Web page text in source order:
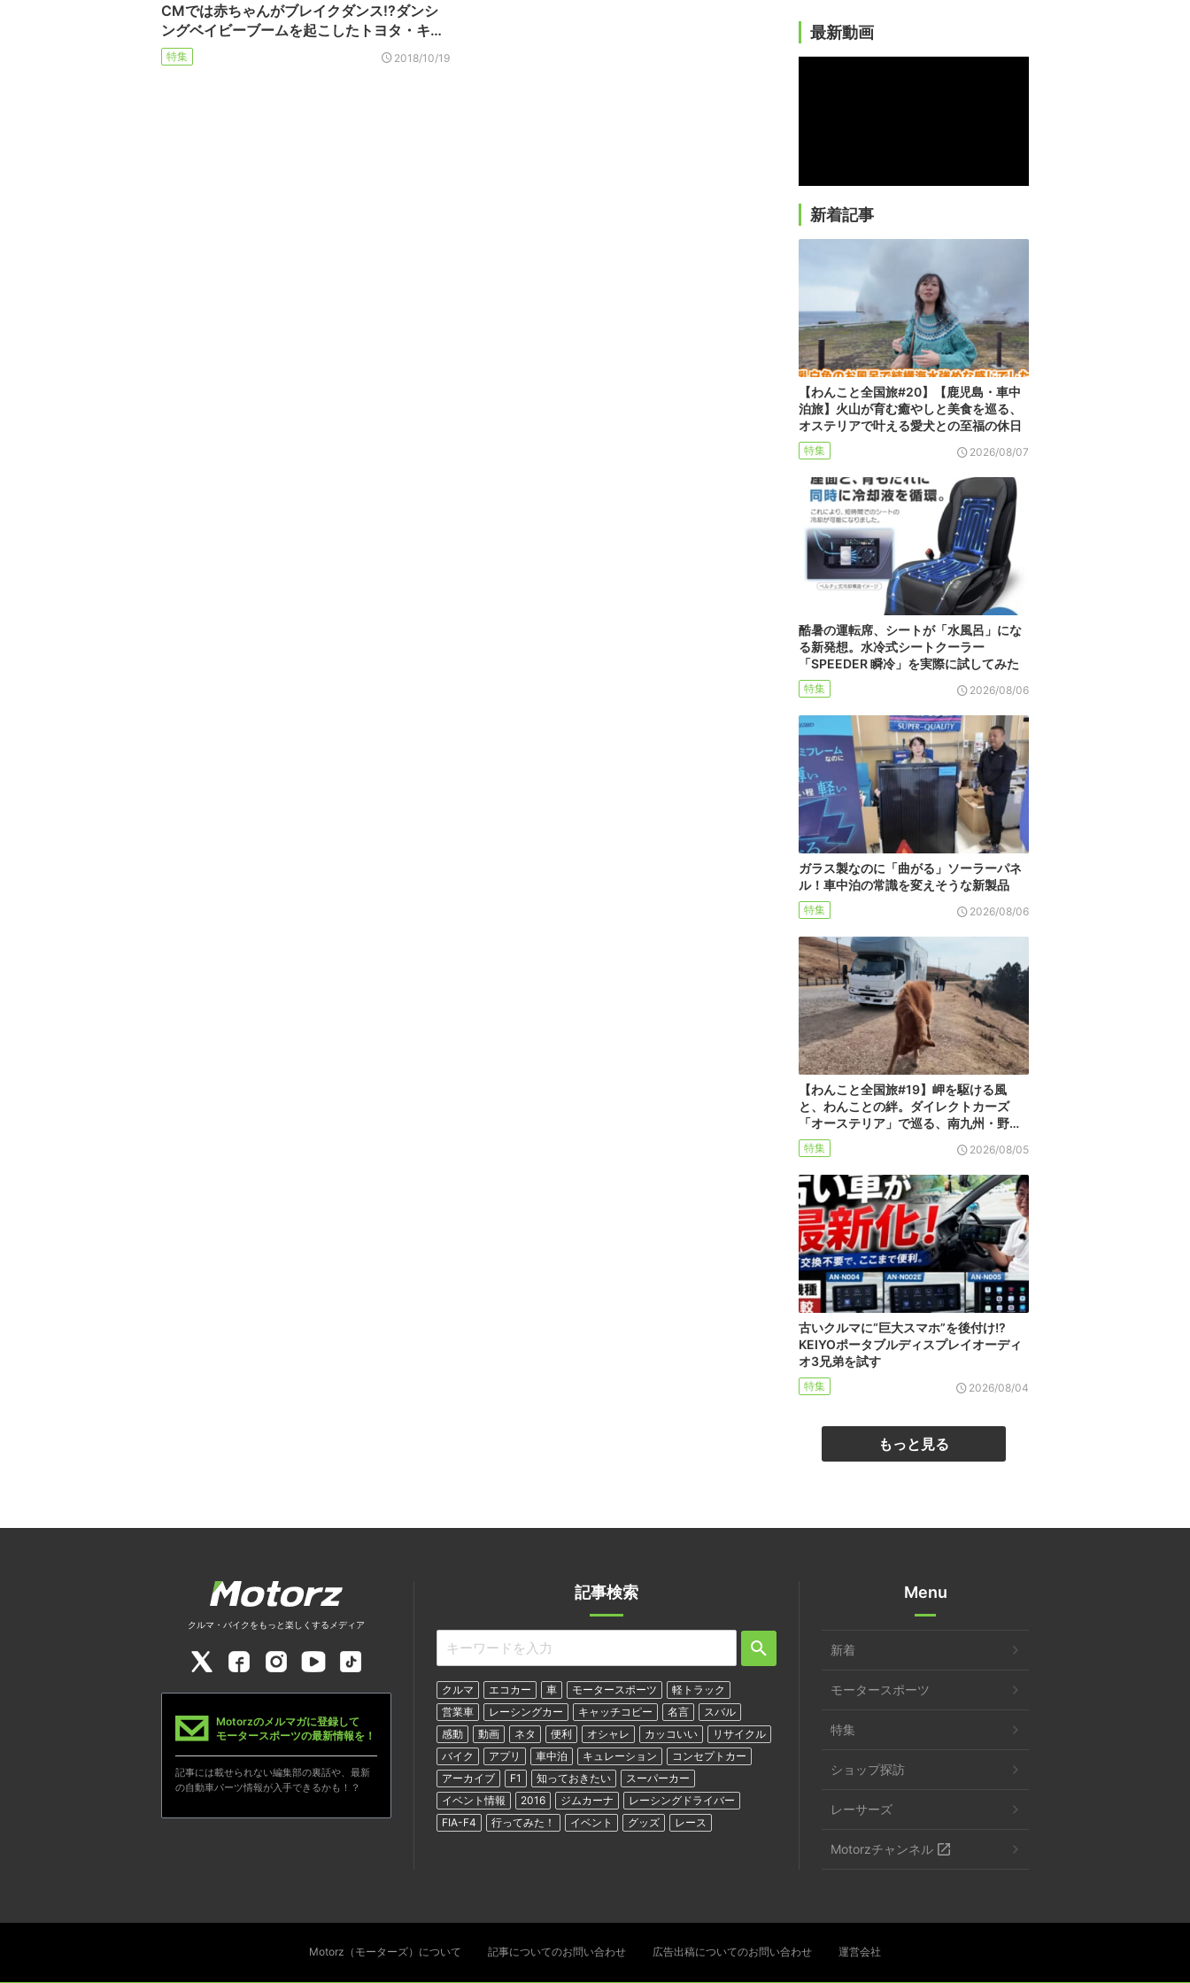
CMでは赤ちゃんがブレイクダンス!?ダンシ
ングベイビーブームを起こしたトヨタ・キ…
特集 2018/10/19
最新動画
新着記事
【わんこと全国旅#20】【鹿児島・車中
泊旅】火山が育む癒やしと美食を巡る、
オステリアで叶える愛犬との至福の休日
特集 2026/08/07
酷暑の運転席、シートが「水風呂」にな
る新発想。水冷式シートクーラー
「SPEEDER 瞬冷」を実際に試してみた
特集 2026/08/06
ガラス製なのに「曲がる」ソーラーパネ
ル！車中泊の常識を変えそうな新製品
特集 2026/08/06
【わんこと全国旅#19】岬を駆ける風
と、わんことの絆。ダイレクトカーズ
「オーステリア」で巡る、南九州・野…
特集 2026/08/05
古いクルマに“巨大スマホ”を後付け!?
KEIYOポータブルディスプレイオーディ
オ3兄弟を試す
特集 2026/08/04
もっと見る
記事検索
クルマ エコカー 車 モータースポーツ
軽トラック
営業車
レーシングカー キャッチコピー 名言
スバル
感動
動画 ネタ 便利 オシャレ カッコいい
リサイクル
バイク
アプリ 車中泊 キュレーション
コンセプトカー
アーカイブ
F1 知っておきたい
スーパーカー
イベント情報
2016 ジムカーナ
レーシングドライバー
FIA-F4
行ってみた！ イベント グッズ レース
クルマ・バイクをもっと楽しくするメディア
Motorzのメルマガに登録して
モータースポーツの最新情報を！
記事には載せられない編集部の裏話や、最新
の自動車パーツ情報が入手できるかも！？
Menu
新着
モータースポーツ
特集
ショップ探訪
レーサーズ
Motorzチャンネル
Motorz（モーターズ）について 記事についてのお問い合わせ 広告出稿についてのお問い合わせ 運営会社